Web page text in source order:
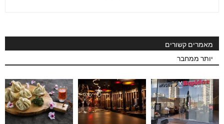
מאמרים קשורים
יותר ממחבר